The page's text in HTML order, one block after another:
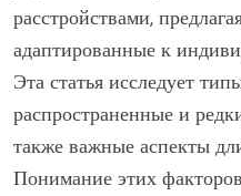
расстройствами,
адаптированные к
Эта статья исследует
распространенные и
также важные аспекты
Понимание этих